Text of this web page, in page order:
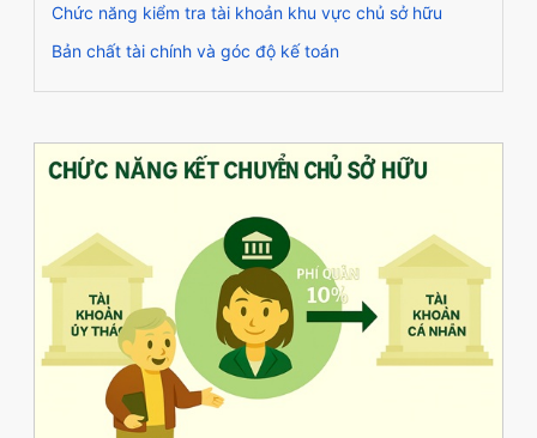
Chức năng kiểm tra tài khoản khu vực chủ sở hữu
Bản chất tài chính và góc độ kế toán